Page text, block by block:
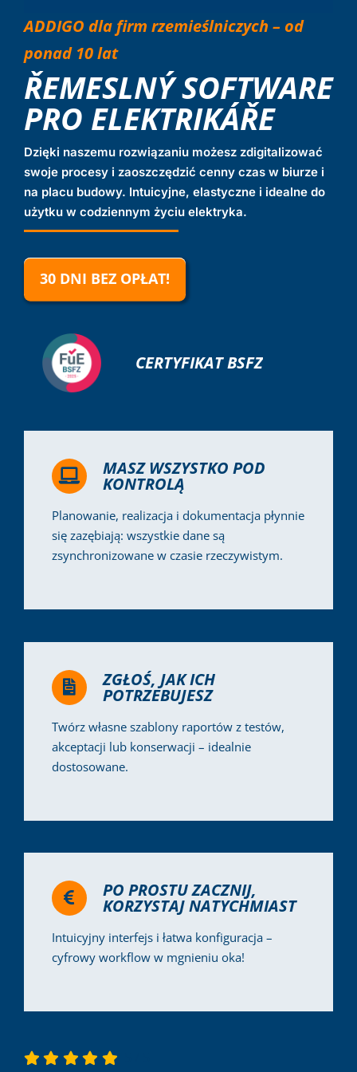
ADDIGO dla firm rzemieślniczych – od
ponad 10 lat
ŘEMESLNÝ SOFTWARE
PRO ELEKTRIKÁŘE
Dzięki naszemu rozwiązaniu możesz zdigitalizować
swoje procesy i zaoszczędzić cenny czas w biurze i
na placu budowy. Intuicyjne, elastyczne i idealne do
użytku w codziennym życiu elektryka.
30 DNI BEZ OPŁAT!
CERTYFIKAT BSFZ
MASZ WSZYSTKO POD
KONTROLĄ
Planowanie, realizacja i dokumentacja płynnie
się zazębiają: wszystkie dane są
zsynchronizowane w czasie rzeczywistym.
ZGŁOŚ, JAK ICH
POTRZEBUJESZ
Twórz własne szablony raportów z testów,
akceptacji lub konserwacji – idealnie
dostosowane.
PO PROSTU ZACZNIJ,
KORZYSTAJ NATYCHMIAST
Intuicyjny interfejs i łatwa konfiguracja –
cyfrowy workflow w mgnieniu oka!